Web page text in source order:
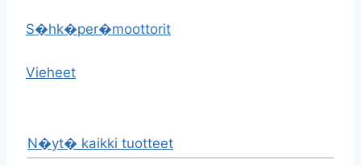
S�hk�per�moottorit
Vieheet
N�yt� kaikki tuotteet